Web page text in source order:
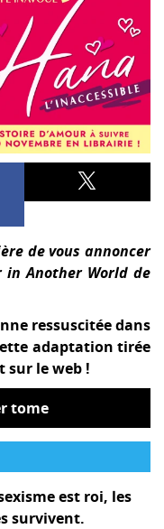
de vous annoncer
in Another World de
ressuscitée dans
adaptation tirée
le web !​
tome
est roi, les
survivent.